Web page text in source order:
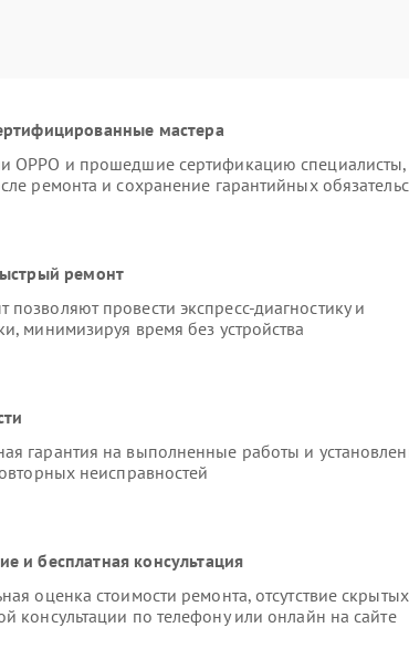
мастера
OPPO и прошедшие сертификацию специалисты,
ремонта и сохранение гарантийных
ремонт
провести экспресс-диагностику и
минимизируя время без устройства
гарантия на выполненные работы и
неисправностей
и бесплатная консультация
оценка стоимости ремонта, отсутствие скрытых
консультации по телефону или онлайн на сайте